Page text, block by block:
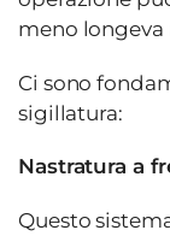
meno
Ci sono
sigillatura:
Nastratura a
Questo